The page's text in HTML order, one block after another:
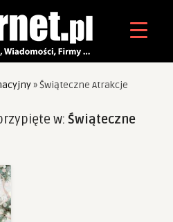
»Świąteczne Atrakcje
w: Świąteczne